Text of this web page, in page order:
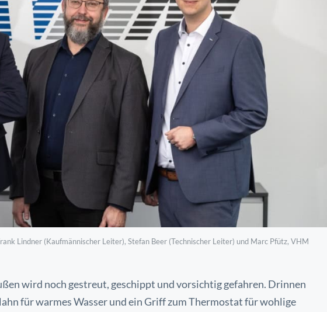
Lindner (Kaufmännischer Leiter), Stefan Beer (Technischer Leiter) und Marc Pfütz, VHM
wird noch gestreut, geschippt und vorsichtig gefahren. Drinnen
für warmes Wasser und ein Griff zum Thermostat für wohlige